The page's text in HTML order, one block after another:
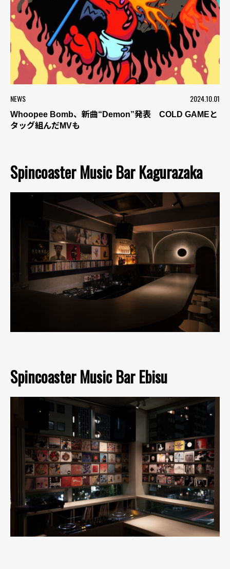
NEWS 2024.10.01
Whoopee Bomb、新曲“Demon”発表 COLD GAMEと
タッグ組んだMVも
Spincoaster Music Bar Kagurazaka
Spincoaster Music Bar Ebisu